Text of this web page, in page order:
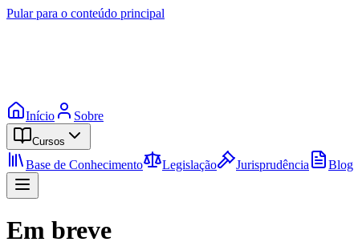
Pular para o conteúdo principal
Início Sobre
Cursos
Base de Conhecimento Legislação Jurisprudência Blog
Em breve